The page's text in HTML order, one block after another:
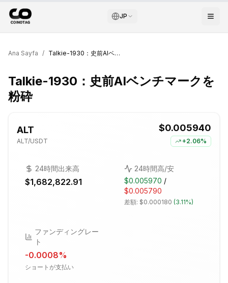
JP
Ana Sayfa / Talkie-1930：史前AIベンチマークを粉砕
Talkie-1930：史前AIベンチマークを
粉砕
ALT
ALT/USDT
$0.005940
+2.06%
24時間出来高
$1,682,822.91
24時間高/安
$0.005970 /
$0.005790
差額: $0.000180 (3.11%)
ファンディングレー
ト
-0.0008%
ショートが支払い